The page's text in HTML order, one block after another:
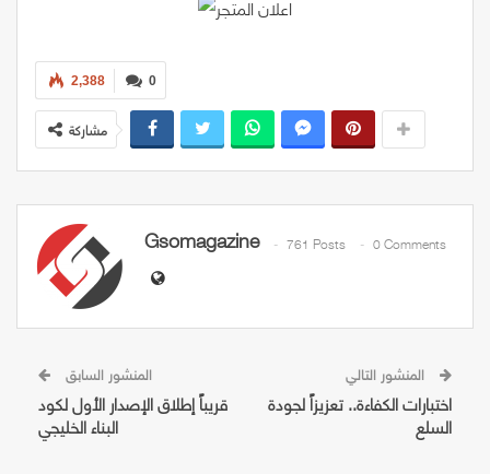
0
2,388
مشاركة
Gsomagazine 761 Posts 0 Comments
المنشور السابق
قريباً إطلاق الإصدار الأول لكود
البناء الخليجي
اختبارات الكفاءة.. تعزيزاً لجودة
السلع